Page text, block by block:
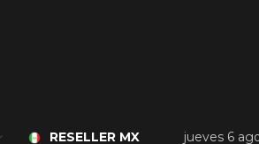
RESELLER MX jueves 6